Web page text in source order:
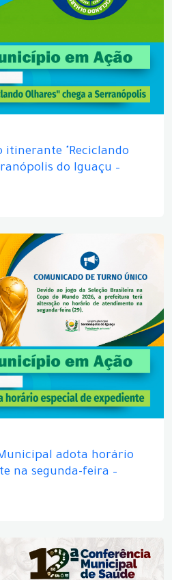
itinerante "Reciclando
do Iguaçu –
adota horário
na segunda-feira –